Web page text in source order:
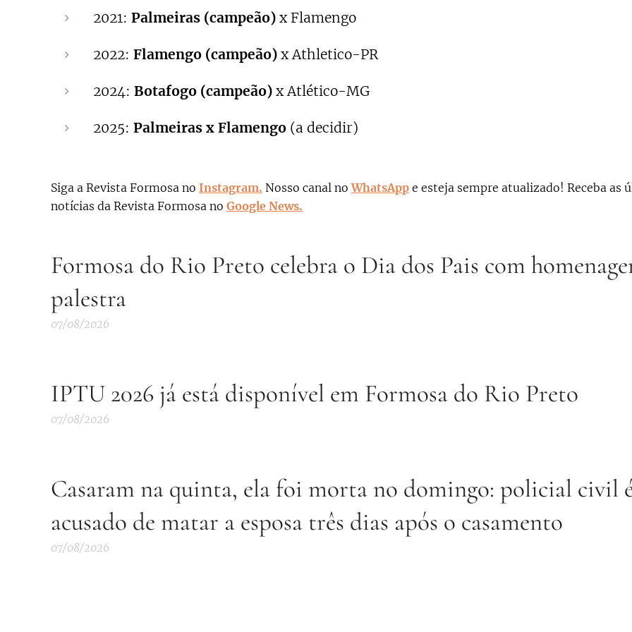
2021: Palmeiras (campeão) x Flamengo
2022: Flamengo (campeão) x Athletico-PR
2024: Botafogo (campeão) x Atlético-MG
2025: Palmeiras x Flamengo (a decidir)
Siga a Revista Formosa no Instagram. Nosso canal noWhatsApp e esteja sempre atualizado! Receba as
notícias da Revista Formosa no Google News.
Formosa do Rio Preto celebra o Dia dos Pais com
palestra
07/08/2026
IPTU 2026 já está disponível em Formosa do Rio Preto
07/08/2026
Casaram na quinta, ela foi morta no domingo: policial civil
acusado de matar a esposa três dias após o casamento
07/08/2026